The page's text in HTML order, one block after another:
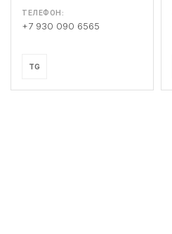
ТЕЛЕФОН:
+7 930 090 6565
TG